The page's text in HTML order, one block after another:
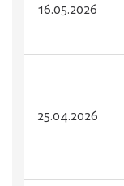
16.05.2026
25.04.2026